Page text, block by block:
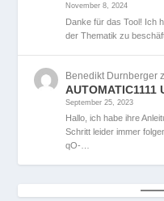
November 8, 2024
Danke für das Tool! Ich
der Thematik zu
Benedikt Durnberger
September 25, 2023
Hallo, ich habe ihre
Schritt leider immer
qO-…